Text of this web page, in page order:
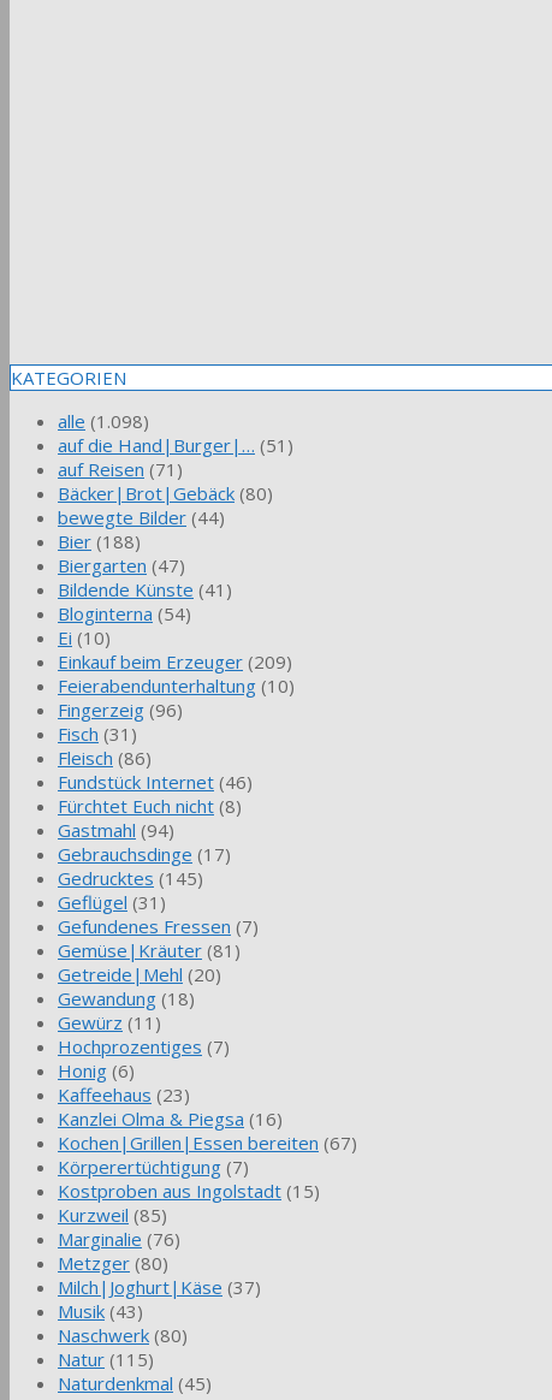
KATEGORIEN
alle (1.098)
auf die Hand|Burger|… (51)
auf Reisen (71)
Bäcker|Brot|Gebäck (80)
bewegte Bilder (44)
Bier (188)
Biergarten (47)
Bildende Künste (41)
Bloginterna (54)
Ei (10)
Einkauf beim Erzeuger (209)
Feierabendunterhaltung (10)
Fingerzeig (96)
Fisch (31)
Fleisch (86)
Fundstück Internet (46)
Fürchtet Euch nicht (8)
Gastmahl (94)
Gebrauchsdinge (17)
Gedrucktes (145)
Geflügel (31)
Gefundenes Fressen (7)
Gemüse|Kräuter (81)
Getreide|Mehl (20)
Gewandung (18)
Gewürz (11)
Hochprozentiges (7)
Honig (6)
Kaffeehaus (23)
Kanzlei Olma & Piegsa (16)
Kochen|Grillen|Essen bereiten (67)
Körperertüchtigung (7)
Kostproben aus Ingolstadt (15)
Kurzweil (85)
Marginalie (76)
Metzger (80)
Milch|Joghurt|Käse (37)
Musik (43)
Naschwerk (80)
Natur (115)
Naturdenkmal (45)